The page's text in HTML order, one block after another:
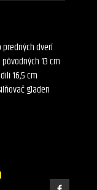
dverí
13 cm
16,5 cm
gladen